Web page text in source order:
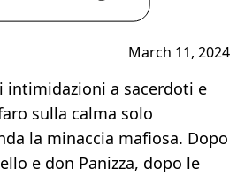
March 11, 2024
intimidazioni a sacerdoti e
sulla calma solo
la minaccia mafiosa. Dopo
e don Panizza, dopo le